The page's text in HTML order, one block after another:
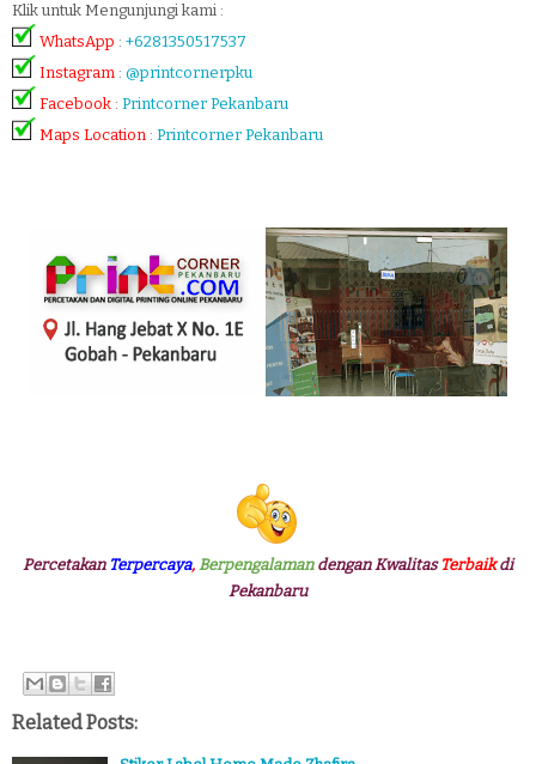
Klik untuk Mengunjungi kami :
WhatsApp : +6281350517537
Instagram : @printcornerpku
Facebook : Printcorner Pekanbaru
Maps Location : Printcorner Pekanbaru
Percetakan Terpercaya, Berpengalamandengan Kwalitas Terbaik di
Pekanbaru
Related Posts: